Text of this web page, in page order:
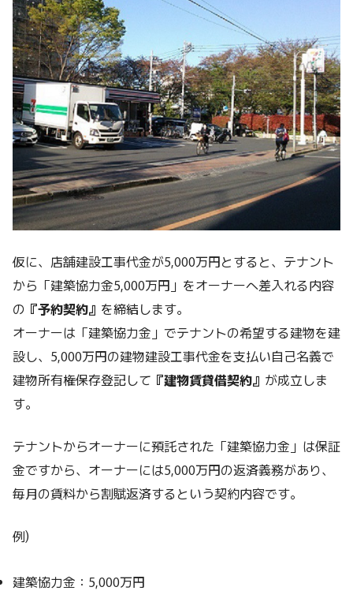
仮に、店舗建設工事代金が5,000万円とすると、テナント
から「建築協力金5,000万円」をオーナーへ差入れる内容
の 『予約契約』 を締結します。
オーナーは「建築協力金」でテナントの希望する建物を建
設し、5,000万円の建物建設工事代金を支払い自己名義で
建物所有権保存登記して 『建物賃貸借契約』 が成立しま
す。
テナントからオーナーに預託された「建築協力金」は保証
金ですから、オーナーには5,000万円の返済義務があり、
毎月の賃料から割賦返済するという契約内容です。
例)
建築協力金：5,000万円